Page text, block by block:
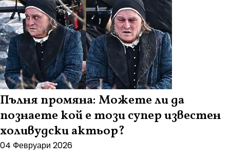
Пълня промяна: Можете ли да
познаете кой е този супер известен
холивудски актьор?
04 Февруари 2026